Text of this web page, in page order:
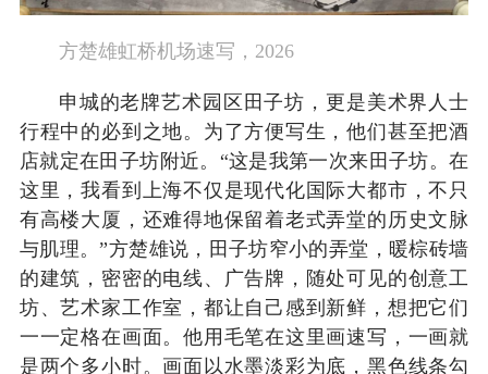
方楚雄虹桥机场速写，2026
申城的老牌艺术园区田子坊，更是美术界人士
行程中的必到之地。为了方便写生，他们甚至把酒
店就定在田子坊附近。“这是我第一次来田子坊。在
这里，我看到上海不仅是现代化国际大都市，不只
有高楼大厦，还难得地保留着老式弄堂的历史文脉
与肌理。”方楚雄说，田子坊窄小的弄堂，暖棕砖墙
的建筑，密密的电线、广告牌，随处可见的创意工
坊、艺术家工作室，都让自己感到新鲜，想把它们
一一定格在画面。他用毛笔在这里画速写，一画就
是两个多小时。画面以水墨淡彩为底，黑色线条勾